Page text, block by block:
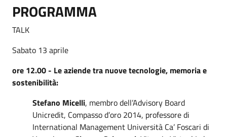
PROGRAMMA
TALK
Sabato 13 aprile
ore 12.00 - Le aziende tra nuove tecnologie, memoria e
sostenibilità:
Stefano Micelli, membro dell’Advisory Board
Unicredit, Compasso d’oro 2014, professore di
International Management Università Ca’ Foscari di